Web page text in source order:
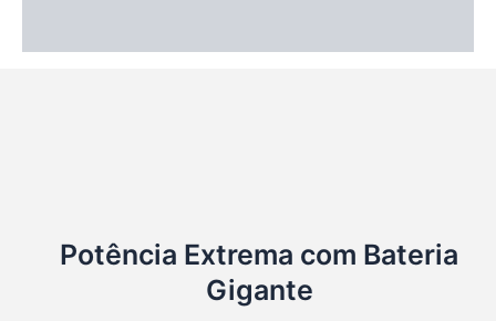
Potência Extrema com Bateria
Gigante